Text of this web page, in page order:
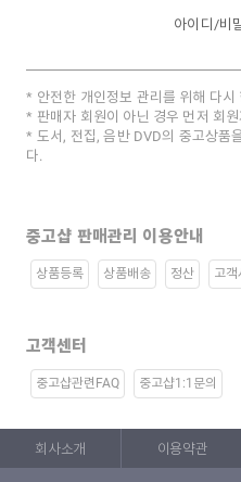
아이디/비
안전한 개인정보 관리를 위해 다
판매자 회원이 아닌 경우 먼저 회
도서, 전집, 음반 DVD의 중고상품
다.
중고샵 판매관리 이용안내
상품등록 상품배송 정산 고객
고객센터
중고샵관련FAQ 중고샵1:1문의
회사소개 이용약관